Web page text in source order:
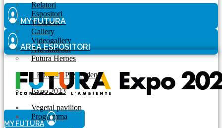
Relatori
Espositori
Visitatori
Gallery
Videogallery
Allestimento
Futura Heroes
| Edizioni Precendenti
Expo 2023
Vegetal pavilion
Programma
MY FUTURA
AREA ESPOSITORI
MY FUTURA